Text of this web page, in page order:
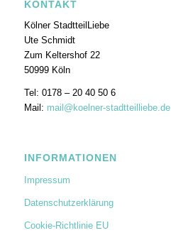
KONTAKT
Kölner StadtteilLiebe
Ute Schmidt
Zum Keltershof 22
50999 Köln
Tel: 0178 – 20 40 50 6
Mail: mail@koelner-stadtteilliebe.de
INFORMATIONEN
Impressum
Datenschutzerklärung
Cookie-Richtlinie EU